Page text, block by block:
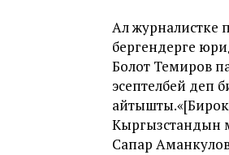
Ал журналистке
бергендерге
Болот Темиров
эсептелбей деп
Кыргызстандын
Сапар